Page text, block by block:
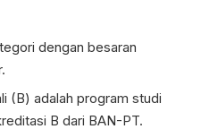
dengan besaran
(B) adalah program studi
B dari BAN-PT.